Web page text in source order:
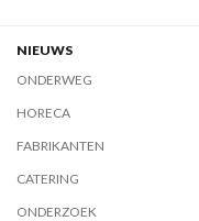
NIEUWS
ONDERWEG
HORECA
FABRIKANTEN
CATERING
ONDERZOEK